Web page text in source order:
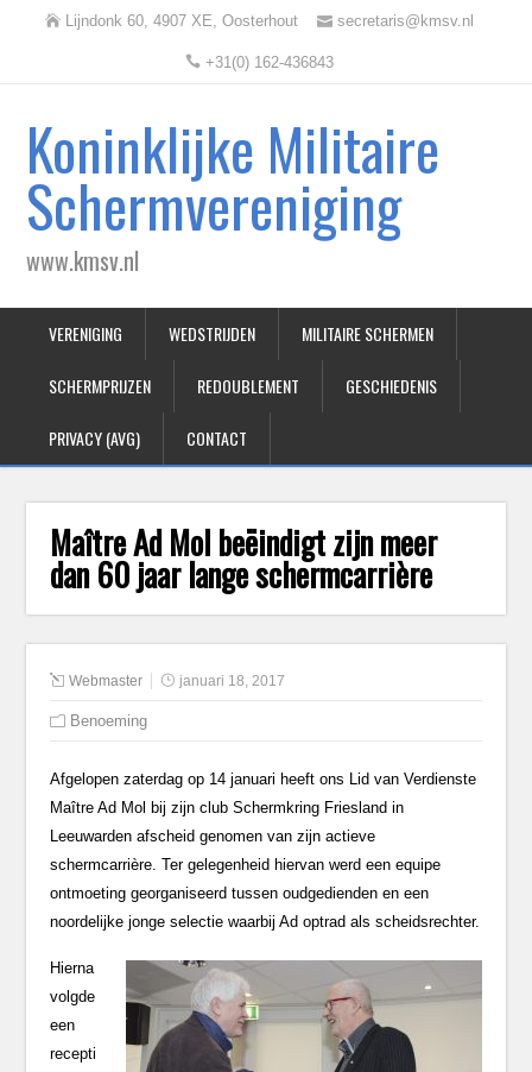
Lijndonk 60, 4907 XE, Oosterhout secretaris@kmsv.nl
+31(0) 162-436843
Koninklijke Militaire
Schermvereniging
www.kmsv.nl
VERENIGING WEDSTRIJDEN MILITAIRE SCHERMEN
SCHERMPRIJZEN REDOUBLEMENT GESCHIEDENIS
PRIVACY (AVG) CONTACT
Maître Ad Mol beëindigt zijn meer
dan 60 jaar lange schermcarrière
Webmaster januari 18, 2017
Benoeming
Afgelopen zaterdag op 14 januari heeft ons Lid van Verdienste
Maître Ad Mol bij zijn club Schermkring Friesland in
Leeuwarden afscheid genomen van zijn actieve
schermcarrière. Ter gelegenheid hiervan werd een equipe
ontmoeting georganiseerd tussen oudgedienden en een
noordelijke jonge selectie waarbij Ad optrad als scheidsrechter.
Hierna
volgde
een
recepti